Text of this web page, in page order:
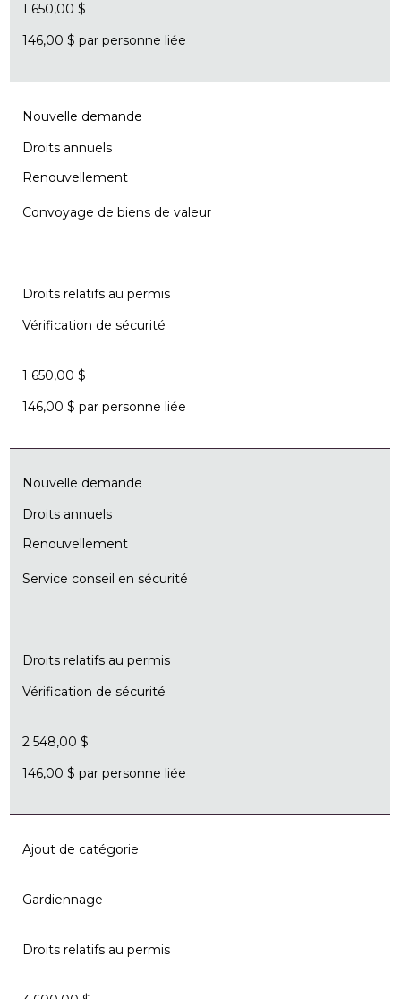
1 650,00 $
146,00 $ par personne liée
Nouvelle demande
Droits annuels
Renouvellement
Convoyage de biens de valeur
Droits relatifs au permis
Vérification de sécurité
1 650,00 $
146,00 $ par personne liée
Nouvelle demande
Droits annuels
Renouvellement
Service conseil en sécurité
Droits relatifs au permis
Vérification de sécurité
2 548,00 $
146,00 $ par personne liée
Ajout de catégorie
Gardiennage
Droits relatifs au permis